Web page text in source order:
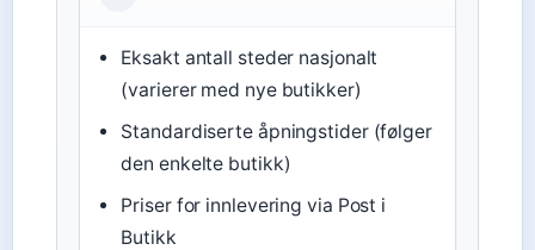
Eksakt antall steder nasjonalt
(varierer med nye butikker)
Standardiserte åpningstider (følger
den enkelte butikk)
Priser for innlevering via Post i
Butikk